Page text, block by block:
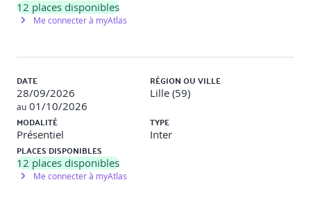
12 places disponibles
Me connecter à myAtlas
DATE
28/09/2026
au 01/10/2026
RÉGION OU VILLE
Lille (59)
MODALITÉ
Présentiel
TYPE
Inter
PLACES DISPONIBLES
12 places disponibles
Me connecter à myAtlas